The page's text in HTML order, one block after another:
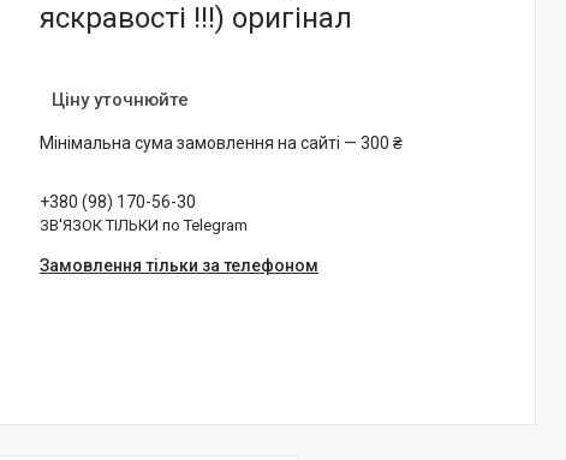
яскравості !!!) оригінал
Ціну уточнюйте
Мінімальна сума замовлення на сайті — 300 ₴
+380 (98) 170-56-30
ЗВ'ЯЗОК ТІЛЬКИ по Telegram
Замовлення тільки за телефоном